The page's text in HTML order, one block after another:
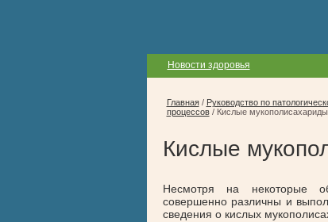
Новости здоровья
Главная/ Руководство по
процессов/ Кислые
Кислые
Несмотря на некоторые
совершенно различны и
сведения о кислых